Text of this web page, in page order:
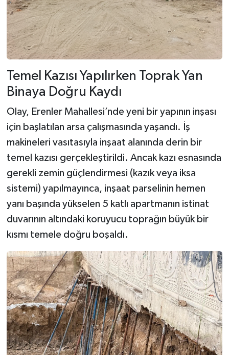
Temel Kazısı Yapılırken Toprak Yan
Binaya Doğru Kaydı
Olay, Erenler Mahallesi’nde yeni bir yapının inşası
için başlatılan arsa çalışmasında yaşandı. İş
makineleri vasıtasıyla inşaat alanında derin bir
temel kazısı gerçekleştirildi. Ancak kazı esnasında
gerekli zemin güçlendirmesi (kazık veya iksa
sistemi) yapılmayınca, inşaat parselinin hemen
yanı başında yükselen 5 katlı apartmanın istinat
duvarının altındaki koruyucu toprağın büyük bir
kısmı temele doğru boşaldı.